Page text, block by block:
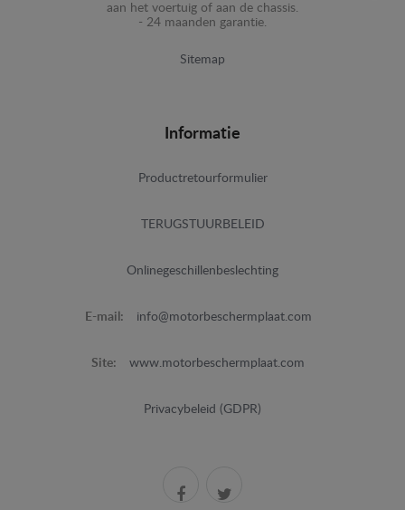
aan het voertuig of aan de chassis.
- 24 maanden garantie.
Sitemap
Informatie
Productretourformulier
TERUGSTUURBELEID
Onlinegeschillenbeslechting
E-mail: info@motorbeschermplaat.com
Site: www.motorbeschermplaat.com
Privacybeleid (GDPR)